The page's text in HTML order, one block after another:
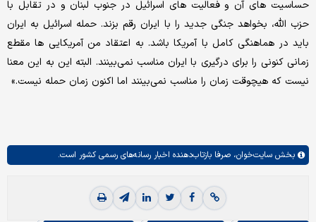
حساسیت های آن و فعالیت های اسرائیل در جنوب لبنان و در تقابل با
حزب الله، بخواهد جنگی جدید را با ایران رقم بزند. حمله اسرائیل به ایران
باید در هماهنگی کامل با آمریکا باشد. به اعتقاد من آمریکایی ها مقطع
زمانی کنونی را برای درگیری با ایران مناسب نمی‌بینند. البته این به این معنا
نیست که هیچوقت زمان را مناسب نمی‌بینند اما اکنون زمان حمله نیست.»
بخش سایت‌خوان، صرفا بازتاب‌دهنده اخبار رسانه‌های رسمی کشور است.